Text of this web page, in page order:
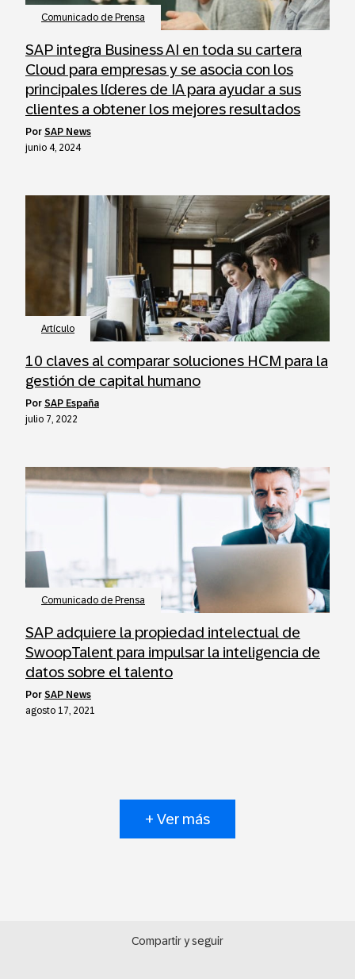
Comunicado de Prensa
SAP integra Business AI en toda su cartera
Cloud para empresas y se asocia con los
principales líderes de IA para ayudar a sus
clientes a obtener los mejores resultados
por SAP News
junio 4, 2024
Artículo
10 claves al comparar soluciones HCM para la
gestión de capital humano
por SAP España
julio 7, 2022
Comunicado de Prensa
SAP adquiere la propiedad intelectual de
SwoopTalent para impulsar la inteligencia de
datos sobre el talento
por SAP News
agosto 17, 2021
+ Ver más
Compartir y seguir